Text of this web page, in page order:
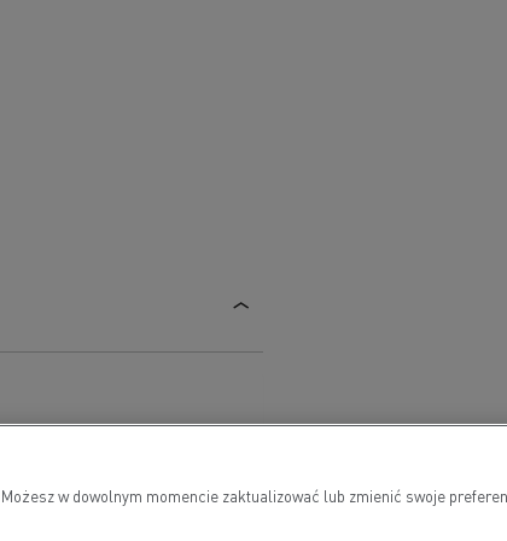
w dowolnym momencie zaktualizować lub zmienić swoje